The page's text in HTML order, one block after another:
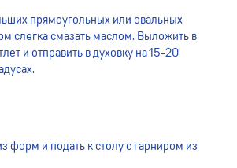
прямоугольных или овальных
слегка смазать маслом. Выложить в
и отправить в духовку на 15-20
форм и подать к столу с гарниром из